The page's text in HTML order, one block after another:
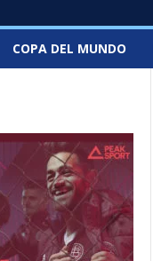
COPA DEL MUNDO